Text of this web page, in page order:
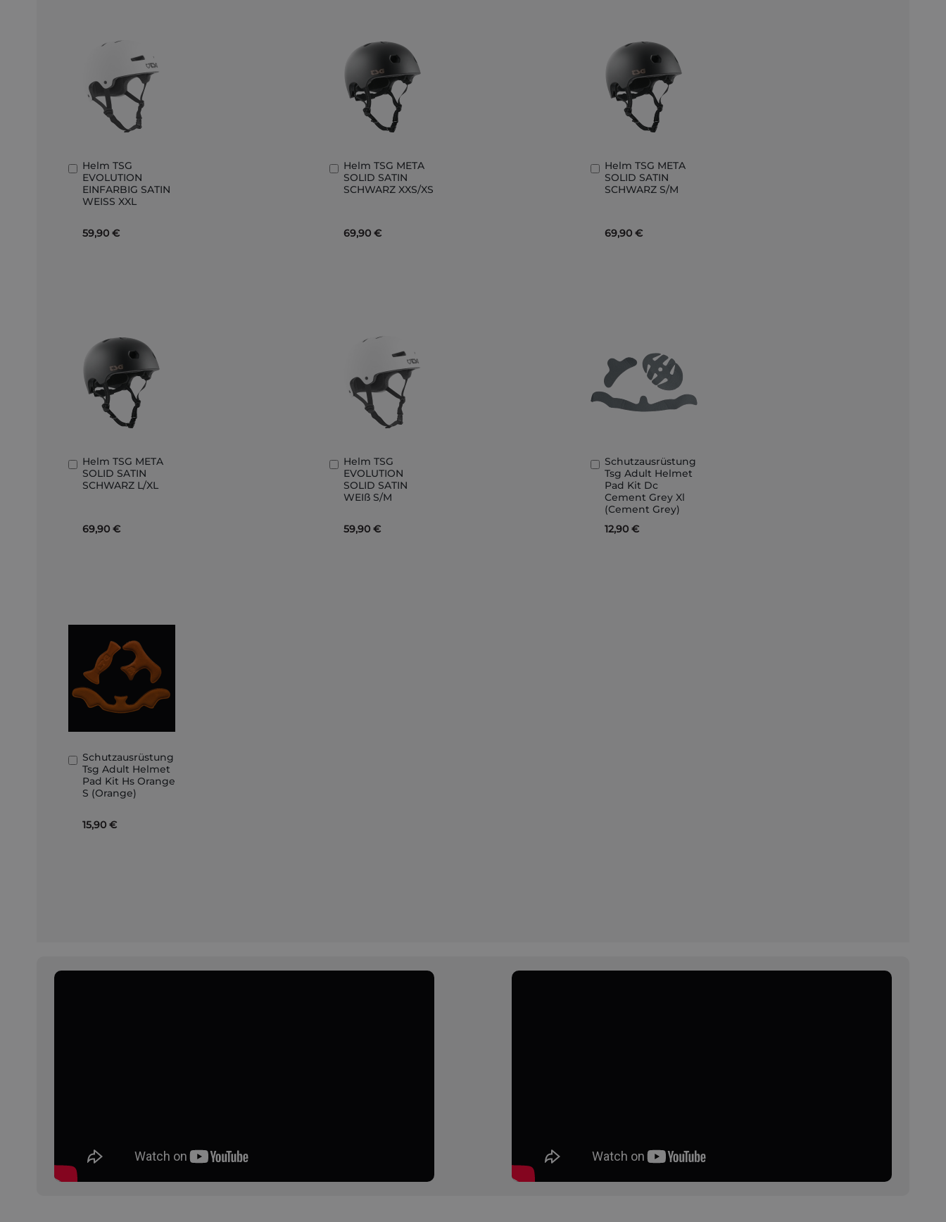
Helm TSG
EVOLUTION
EINFARBIG SATIN
WEISS XXL
59,90 €
In
den
Warenkorb
Helm TSG META
SOLID SATIN
SCHWARZ XXS/XS
69,90 €
In
den
Warenkorb
Helm TSG META
SOLID SATIN
SCHWARZ S/M
69,90 €
In
den
Warenkorb
Helm TSG META
SOLID SATIN
SCHWARZ L/XL
69,90 €
In
den
Warenkorb
Helm TSG
EVOLUTION
SOLID SATIN
WEIß S/M
59,90 €
In
den
Warenkorb
Schutzausrüstung
Tsg Adult Helmet
Pad Kit Dc
Cement Grey Xl
(Cement Grey)
12,90 €
In
den
Warenkorb
Schutzausrüstung
Tsg Adult Helmet
Pad Kit Hs Orange
S (Orange)
15,90 €
In
den
Warenkorb